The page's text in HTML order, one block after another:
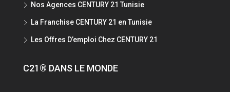
Nos Agences CENTURY 21 Tunisie
La Franchise CENTURY 21 en Tunisie
Les Offres D’emploi Chez CENTURY 21
C21® DANS LE MONDE